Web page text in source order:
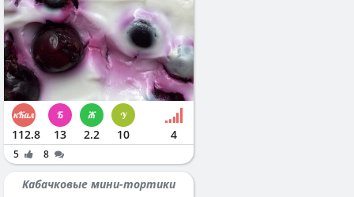
112.8 13 2.2 10 4
5 8
Кабачковые мини-тортики